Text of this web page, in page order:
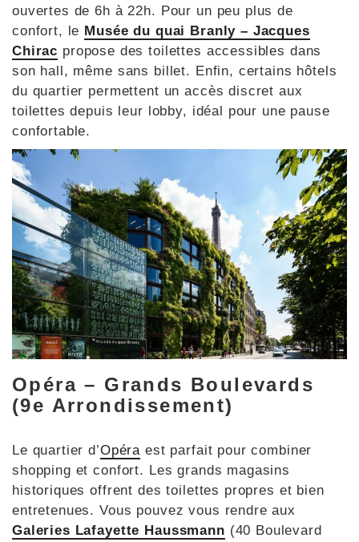
ouvertes de 6h à 22h. Pour un peu plus de
confort, le Musée du quai Branly – Jacques
Chirac propose des toilettes accessibles dans
son hall, même sans billet. Enfin, certains hôtels
du quartier permettent un accès discret aux
toilettes depuis leur lobby, idéal pour une pause
confortable.
Opéra – Grands Boulevards
(9e Arrondissement)
Le quartier d’Opéra est parfait pour combiner
shopping et confort. Les grands magasins
historiques offrent des toilettes propres et bien
entretenues. Vous pouvez vous rendre aux
Galeries Lafayette Haussmann (40 Boulevard